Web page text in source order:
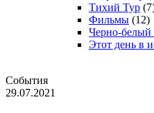
Тихий Тур
Фильмы (12)
Черно-белый
Этот день в
События
29.07.2021